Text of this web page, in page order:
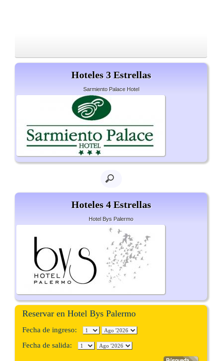
Hoteles 3 Estrellas
Sarmiento Palace Hotel
Hoteles 4 Estrellas
Hotel Bys Palermo
Reservar en Hotel Bys Palermo
Fecha de ingreso:
Fecha de salida: